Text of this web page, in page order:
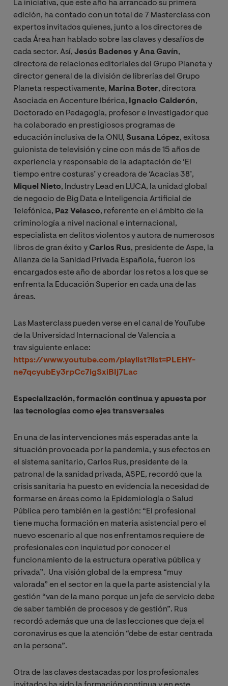
La iniciativa, que este año ha arrancado su primera
edición, ha contado con un total de 7 Masterclass con
expertos invitados quienes, junto a los directores de
cada Área han hablado sobre las claves y desafíos de
cada sector. Así, Jesús Badenes yAna Gavín,
directora de relaciones editoriales del Grupo Planeta y
director general de la división de librerías del Grupo
Planeta respectivamente, Marina Boter, directora
Asociada en Accenture Ibérica, Ignacio Calderón,
Doctorado en Pedagogía, profesor e investigador que
ha colaborado en prestigiosos programas de
educación inclusiva de la ONU, Susana López, exitosa
guionista de televisión y cine con más de 15 años de
experiencia y responsable de la adaptación de ‘El
tiempo entre costuras’ y creadora de ‘Acacias 38’,
Miquel Nieto, Industry Lead en LUCA, la unidad global
de negocio de Big Data e Inteligencia Artificial de
Telefónica, Paz Velasco, referente en el ámbito de la
criminología a nivel nacional e internacional,
especialista en delitos violentos y autora de numerosos
libros de gran éxito yCarlos Rus, presidente de Aspe, la
Alianza de la Sanidad Privada Española, fueron los
encargados este año de abordar los retos a los que se
enfrenta la Educación Superior en cada una de las
áreas.
Las Masterclass pueden verse en el canal de YouTube
de la Universidad Internacional de Valencia a
trav siguiente enlace:
https://www.youtube.com/playlist?list=PLEHY-
ne7qcyubEy3rpCc7igSxiBIj7Lac
Especialización, formación continua y apuesta por
las tecnologías como ejes transversales
En una de las intervenciones más esperadas ante la
situación provocada por la pandemia, y sus efectos en
el sistema sanitario, Carlos Rus, presidente de la
patronal de la sanidad privada, ASPE, recordó que la
crisis sanitaria ha puesto en evidencia la necesidad de
formarse en áreas como la Epidemiología o Salud
Pública pero también en la gestión: “El profesional
tiene mucha formación en materia asistencial pero el
nuevo escenario al que nos enfrentamos requiere de
profesionales con inquietud por conocer el
funcionamiento de la estructura operativa pública y
privada”. Una visión global de la empresa “muy
valorada” en el sector en la que la parte asistencial y la
gestión “van de la mano porque un jefe de servicio debe
de saber también de procesos y de gestión”. Rus
recordó además que una de las lecciones que deja el
coronavirus es que la atención “debe de estar centrada
en la persona”.
Otra de las claves destacadas por los profesionales